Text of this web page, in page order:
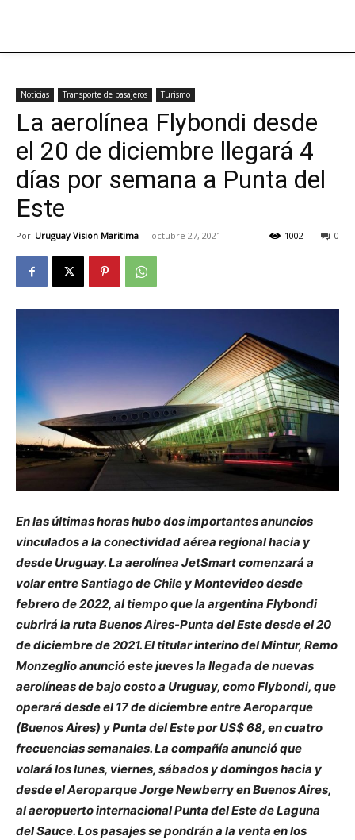
Noticias Transporte de pasajeros Turismo
La aerolínea Flybondi desde
el 20 de diciembre llegará 4
días por semana a Punta del
Este
Por Uruguay Vision Maritima - octubre 27, 2021 0
1002
En las últimas horas hubo dos importantes anuncios
vinculados a la conectividad aérea regional hacia y
desde Uruguay. La aerolínea JetSmart comenzará a
volar entre Santiago de Chile y Montevideo desde
febrero de 2022, al tiempo que la argentina Flybondi
cubrirá la ruta Buenos Aires-Punta del Este desde el 20
de diciembre de 2021. El titular interino del Mintur, Remo
Monzeglio anunció este jueves la llegada de nuevas
aerolíneas de bajo costo a Uruguay, como Flybondi, que
operará desde el 17 de diciembre entre Aeroparque
(Buenos Aires) y Punta del Este por US$ 68, en cuatro
frecuencias semanales. La compañía anunció que
volará los lunes, viernes, sábados y domingos hacia y
desde el Aeroparque Jorge Newberry en Buenos Aires,
al aeropuerto internacional Punta del Este de Laguna
del Sauce. Los pasajes se pondrán a la venta en los